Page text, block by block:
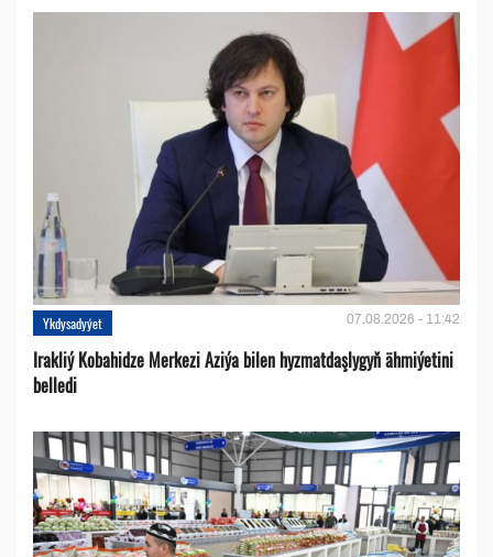
Ykdysadyýet 07.08.2026 - 11:42
Irakliý Kobahidze Merkezi Aziýa bilen hyzmatdaşlygyň ähmiýetini
belledi